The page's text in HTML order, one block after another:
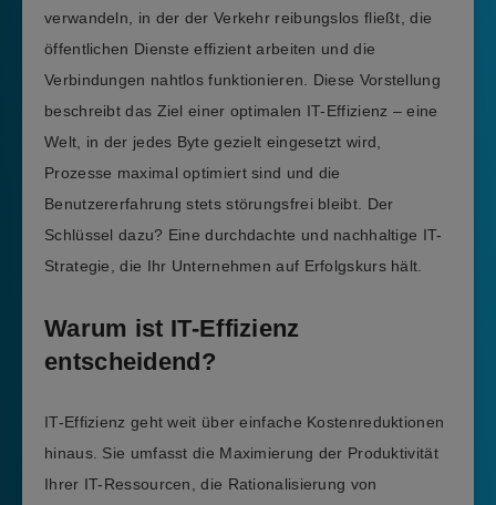
verwandeln, in der der Verkehr reibungslos fließt, die
öffentlichen Dienste effizient arbeiten und die
Verbindungen nahtlos funktionieren. Diese Vorstellung
beschreibt das Ziel einer optimalen IT-Effizienz – eine
Welt, in der jedes Byte gezielt eingesetzt wird,
Prozesse maximal optimiert sind und die
Benutzererfahrung stets störungsfrei bleibt. Der
Schlüssel dazu? Eine durchdachte und nachhaltige IT-
Strategie, die Ihr Unternehmen auf Erfolgskurs hält.
Warum ist IT-Effizienz
entscheidend?
IT-Effizienz geht weit über einfache Kostenreduktionen
hinaus. Sie umfasst die Maximierung der Produktivität
Ihrer IT-Ressourcen, die Rationalisierung von